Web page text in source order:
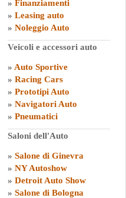
» Finanziamenti
» Leasing auto
» Noleggio Auto
Veicoli e accessori auto
» Auto Sportive
» Racing Cars
» Prototipi Auto
» Navigatori Auto
» Pneumatici
Saloni dell'Auto
» Salone di Ginevra
» NY Autoshow
» Detroit Auto Show
» Salone di Bologna